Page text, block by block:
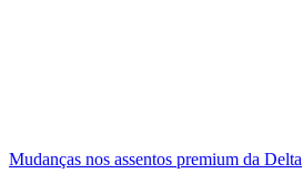
Mudanças nos assentos premium da Delta